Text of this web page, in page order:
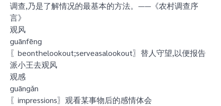
调查,乃是了解情况的最基本的方法。——《农村调查序
言》
观风
guānfēng
〖beonthelookout;serveasalookout〗替人守望,以便报告
派小王去观风
观感
guāngǎn
〖impressions〗观看某事物后的感情体会